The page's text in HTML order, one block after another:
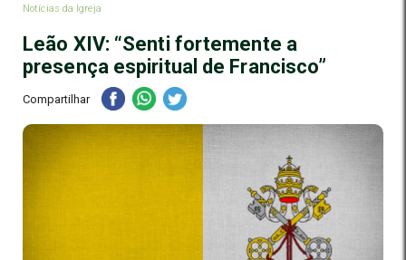
Notícias da Igreja
Leão XIV: “Senti fortemente a
presença espiritual de Francisco”
Compartilhar